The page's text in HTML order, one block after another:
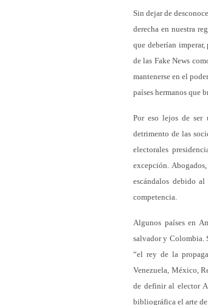
Sin dejar de
derecha en nuestra
que deberían
de las Fake News
mantenerse en el
países hermanos que
Por eso lejos de ser
detrimento de las
electorales
excepción.
escándalos debido
competencia.
Algunos países en
salvador y Colombia.
“el rey de la
Venezuela, México,
de definir al elector
bibliográfica el arte de